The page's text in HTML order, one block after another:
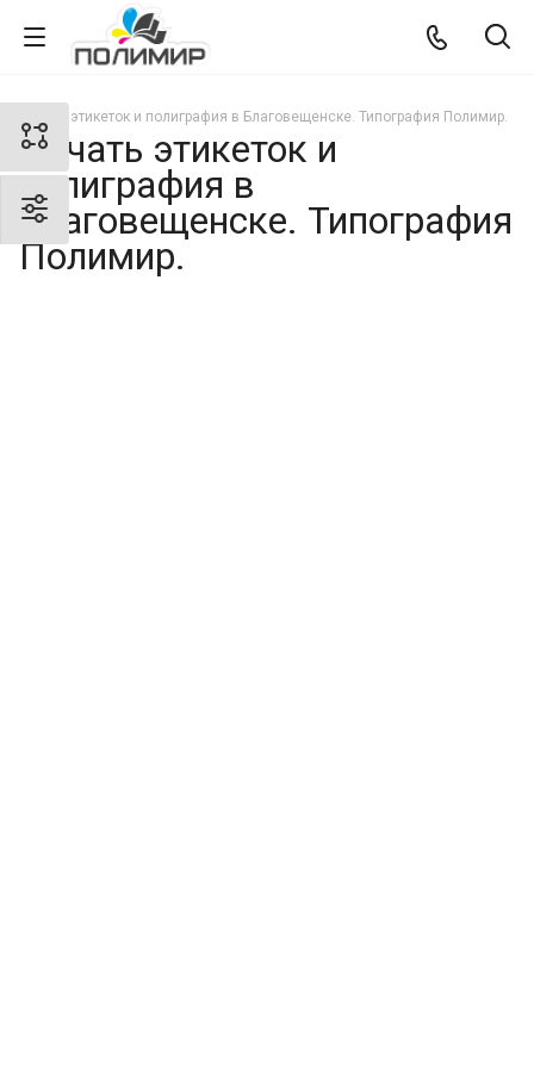
Печать этикеток и полиграфия в Благовещенске. Типография Полимир.
Печать этикеток и
полиграфия в
Благовещенске. Типография
Полимир.